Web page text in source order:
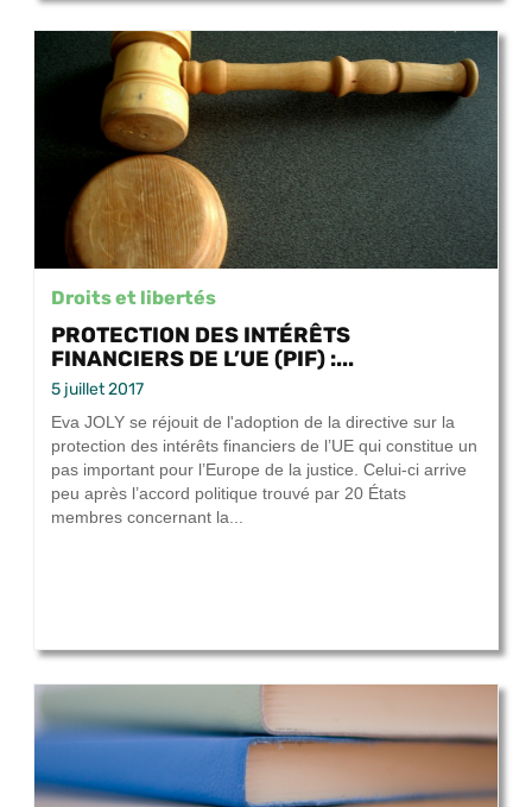
Droits et libertés
PROTECTION DES INTÉRÊTS
FINANCIERS DE L’UE (PIF) :...
5 juillet 2017
Eva JOLY se réjouit de l'adoption de la directive sur la
protection des intérêts financiers de l’UE qui constitue un
pas important pour l’Europe de la justice. Celui-ci arrive
peu après l’accord politique trouvé par 20 États
membres concernant la...